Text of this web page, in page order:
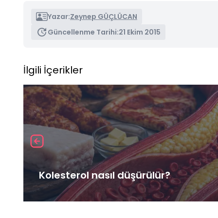
Yazar:Zeynep GÜÇLÜCAN
Güncellenme Tarihi:21 Ekim 2015
İlgili İçerikler
Kolesterol nasıl düşürülür?